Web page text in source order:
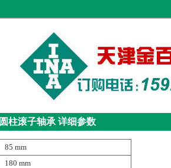
圆柱滚子轴承详细参数
85 mm
180 mm